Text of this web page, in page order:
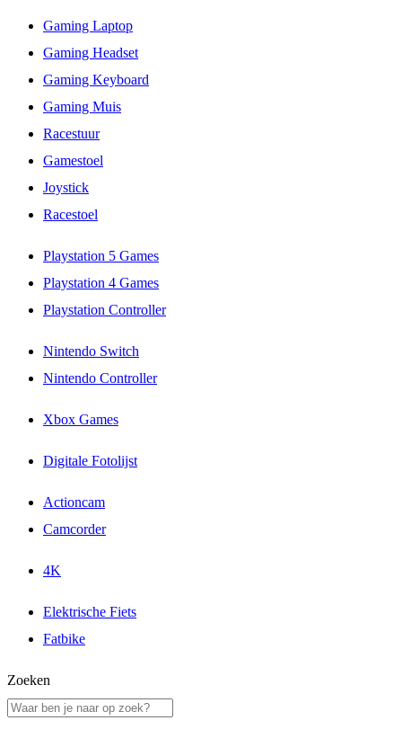
Gaming Laptop
Gaming Headset
Gaming Keyboard
Gaming Muis
Racestuur
Gamestoel
Joystick
Racestoel
Playstation 5 Games
Playstation 4 Games
Playstation Controller
Nintendo Switch
Nintendo Controller
Xbox Games
Digitale Fotolijst
Actioncam
Camcorder
4K
Elektrische Fiets
Fatbike
Zoeken